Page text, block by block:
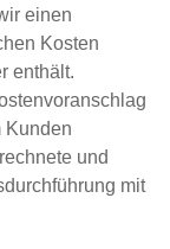
einen
Kosten
enthält.
Kunden
und
mit